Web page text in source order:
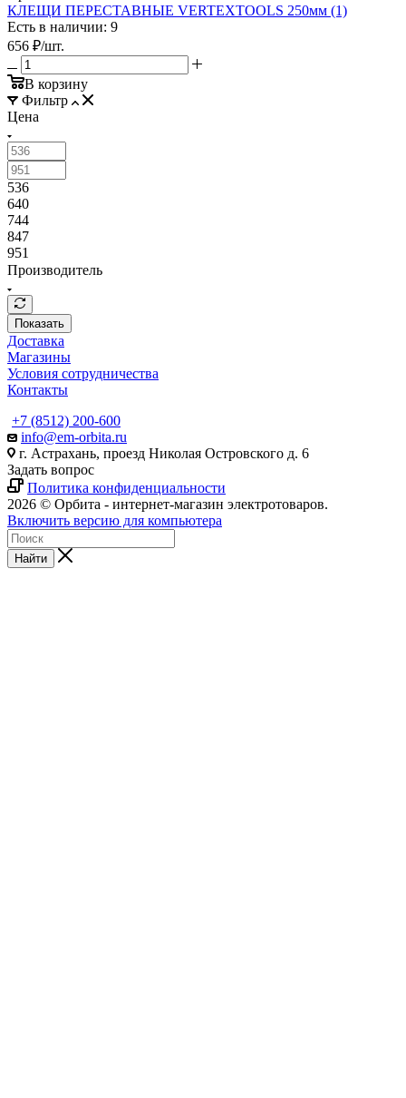
КЛЕЩИ ПЕРЕСТАВНЫЕ VERTEXTOOLS 250мм (1)
Есть в наличии: 9
656 ₽/шт.
В корзину
Фильтр
Цена
536
640
744
847
951
Производитель
Показать
Доставка
Магазины
Условия сотрудничества
Контакты
+7 (8512) 200-600
info@em-orbita.ru
г. Астрахань, проезд Николая Островского д. 6
Задать вопрос
Политика конфиденциальности
2026 © Орбита - интернет-магазин электротоваров.
Включить версию для компьютера
Найти